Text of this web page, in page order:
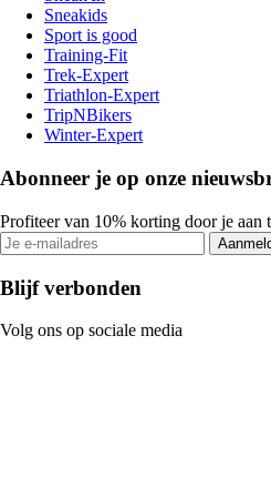
Sneakids
Sport is good
Training-Fit
Trek-Expert
Triathlon-Expert
TripNBikers
Winter-Expert
Abonneer je op onze
Profiteer van 10% korting door je aan
Blijf verbonden
Volg ons op sociale media